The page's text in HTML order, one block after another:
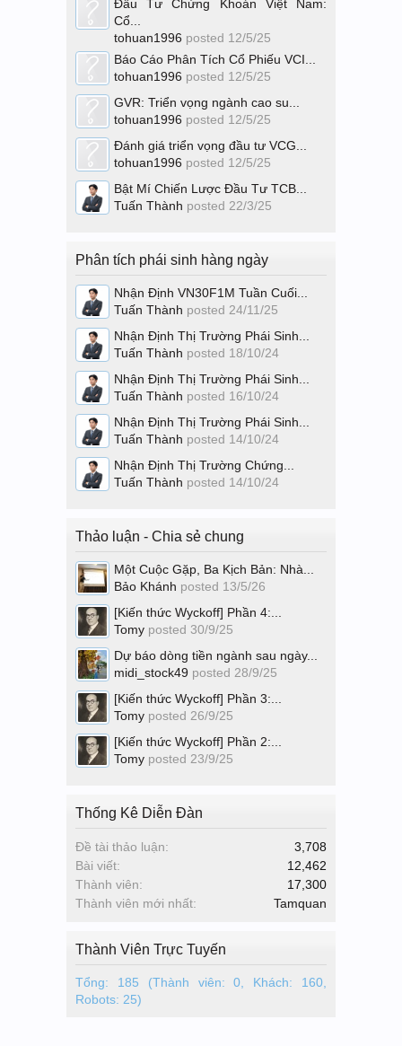
Đầu Tư Chứng Khoán Việt Nam:
Cổ...
tohuan1996 posted 12/5/25
Báo Cáo Phân Tích Cổ Phiếu VCI...
tohuan1996 posted 12/5/25
GVR: Triển vọng ngành cao su...
tohuan1996 posted 12/5/25
Đánh giá triển vọng đầu tư VCG...
tohuan1996 posted 12/5/25
Bật Mí Chiến Lược Đầu Tư TCB...
Tuấn Thành posted 22/3/25
Phân tích phái sinh hàng ngày
Nhận Định VN30F1M Tuần Cuối...
Tuấn Thành posted 24/11/25
Nhận Định Thị Trường Phái Sinh...
Tuấn Thành posted 18/10/24
Nhận Định Thị Trường Phái Sinh...
Tuấn Thành posted 16/10/24
Nhận Định Thị Trường Phái Sinh...
Tuấn Thành posted 14/10/24
Nhận Định Thị Trường Chứng...
Tuấn Thành posted 14/10/24
Thảo luận - Chia sẻ chung
Một Cuộc Gặp, Ba Kịch Bản: Nhà...
Bảo Khánh posted 13/5/26
[Kiến thức Wyckoff] Phần 4:...
Tomy posted 30/9/25
Dự báo dòng tiền ngành sau ngày...
midi_stock49 posted 28/9/25
[Kiến thức Wyckoff] Phần 3:...
Tomy posted 26/9/25
[Kiến thức Wyckoff] Phần 2:...
Tomy posted 23/9/25
Thống Kê Diễn Đàn
Đề tài thảo luận:
3,708
Bài viết:
12,462
Thành viên:
17,300
Thành viên mới nhất:
Tamquan
Thành Viên Trực Tuyến
Tổng: 185 (Thành viên: 0, Khách: 160,
Robots: 25)